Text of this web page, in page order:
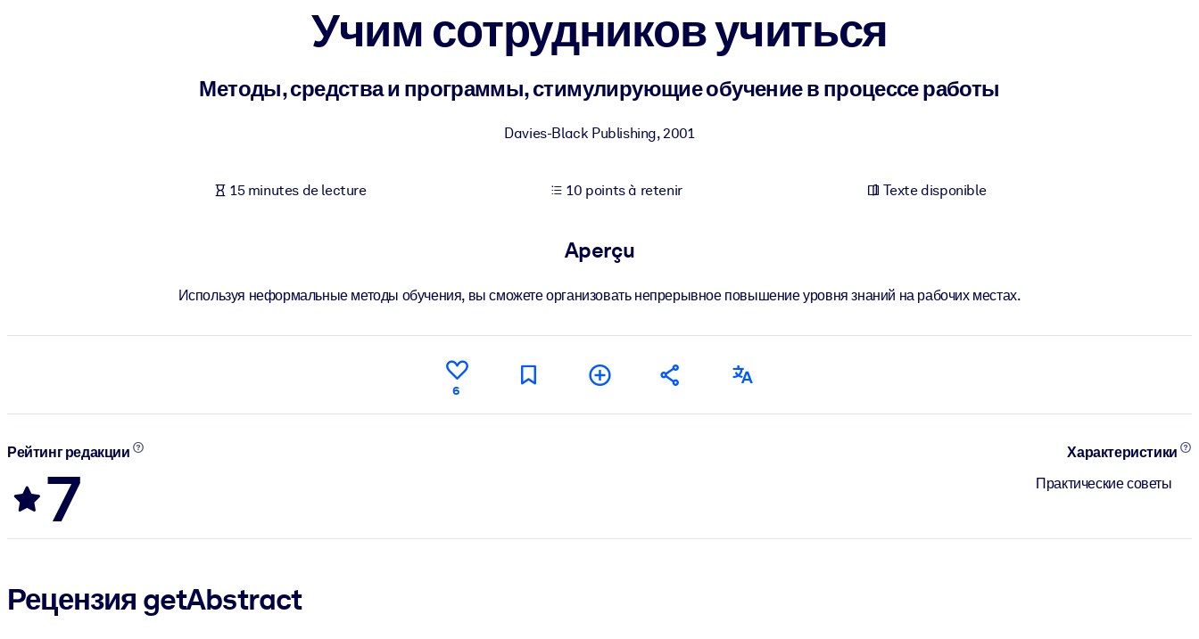
Pour bibliothèques d'entreprise
Enrichissez votre bibliothèque d'entreprise avec des connaissances commerciales fiables et prêtes à l'emploi.
Alimentez vos systèmes d'IA avec des connaissances fiables et structurées pour améliorer les résultats.
Учим сотрудников учиться
Методы, средства и программы, стимулирующие обучение в процессе работы
Davies-Black Publishing,2001
15 minutes de lecture 10 points à retenir Texte disponible
Aperçu
Используя неформальные методы обучения, вы сможете организовать непрерывное повышение уровня знаний на рабочих местах.
6
Рейтинг редакции
7
Характеристики
Практические советы
Рецензия getAbstract